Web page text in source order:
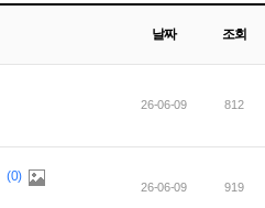
날짜 조회
26-06-09 812
(0)
26-06-09 919